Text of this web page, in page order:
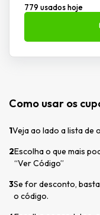
779 usados hoje
Como usar os
1Veja ao lado a lista de
2Escolha o que mais
“Ver Código”
3Se for desconto,
o código.